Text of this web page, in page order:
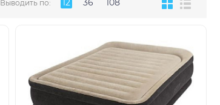
Выводить по: 12 36 108